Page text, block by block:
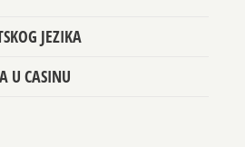
JEZIKA